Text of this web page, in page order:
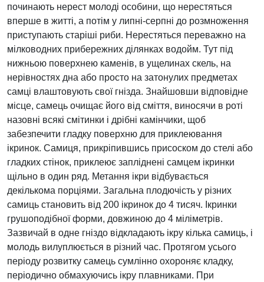
починають нерест молоді особини, що нерестяться
вперше в житті, а потім у липні-серпні до розмноження
приступають старіші риби. Нерестяться переважно на
мілководних прибережних ділянках водойм. Тут під
нижньою поверхнею каменів, в ущелинах скель, на
нерівностях дна або просто на затонулих предметах
самці влаштовують свої гнізда. Знайшовши відповідне
місце, самець очищає його від сміття, виносячи в роті
назовні всякі смітинки і дрібні камінчики, щоб
забезпечити гладку поверхню для приклеювання
ікринок. Самиця, прикріпившись присоском до стелі або
гладких стінок, приклеює запліднені самцем ікринки
щільно в один ряд. Метання ікри відбувається
декількома порціями. Загальна плодючість у різних
самиць становить від 200 ікринок до 4 тисяч. Ікринки
грушоподібної форми, довжиною до 4 міліметрів.
Зазвичай в одне гніздо відкладають ікру кілька самиць, і
молодь вилуплюється в різний час. Протягом усього
періоду розвитку самець сумлінно охороняє кладку,
періодично обмахуючись ікру плавниками. При